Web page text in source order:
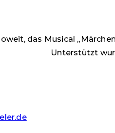
das Musical
Unterstützt